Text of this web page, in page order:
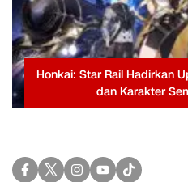
Honkai: Star Rail Hadirkan
dan Karakter